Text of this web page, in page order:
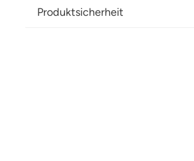
Produktsicherheit